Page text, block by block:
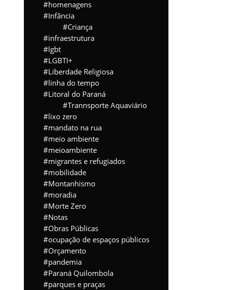
homenagens
Infância
Criança
infraestrutura
lgbt
LGBTI+
Liberdade Religiosa
linha do tempo
Litoral do Paraná
Trannsporte Aquaviário
lixo zero
mandato na rua
meio ambiente
meioambiente
migrantes e refugiados
mobilidade
Montanhismo
moradia
Morte Zero
Notas
Obras Públicas
ocupação de espaços públicos
Orçamento
pandemia
Paraná Quilombola
parques e praças